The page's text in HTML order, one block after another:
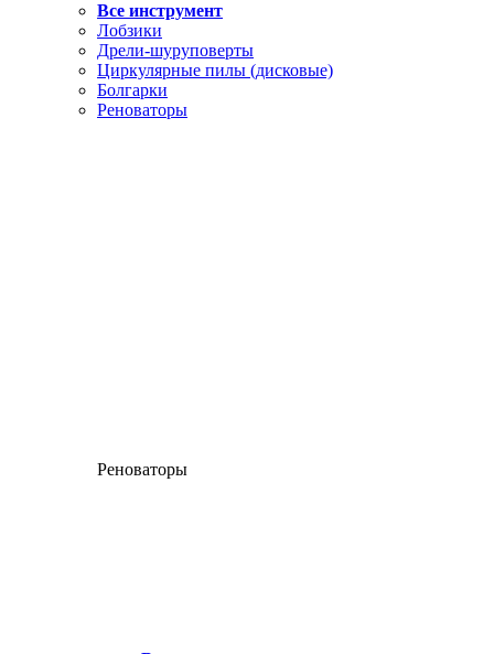
Все инструмент
Лобзики
Дрели-шуруповерты
Циркулярные пилы (дисковые)
Болгарки
Реноваторы
Реноваторы